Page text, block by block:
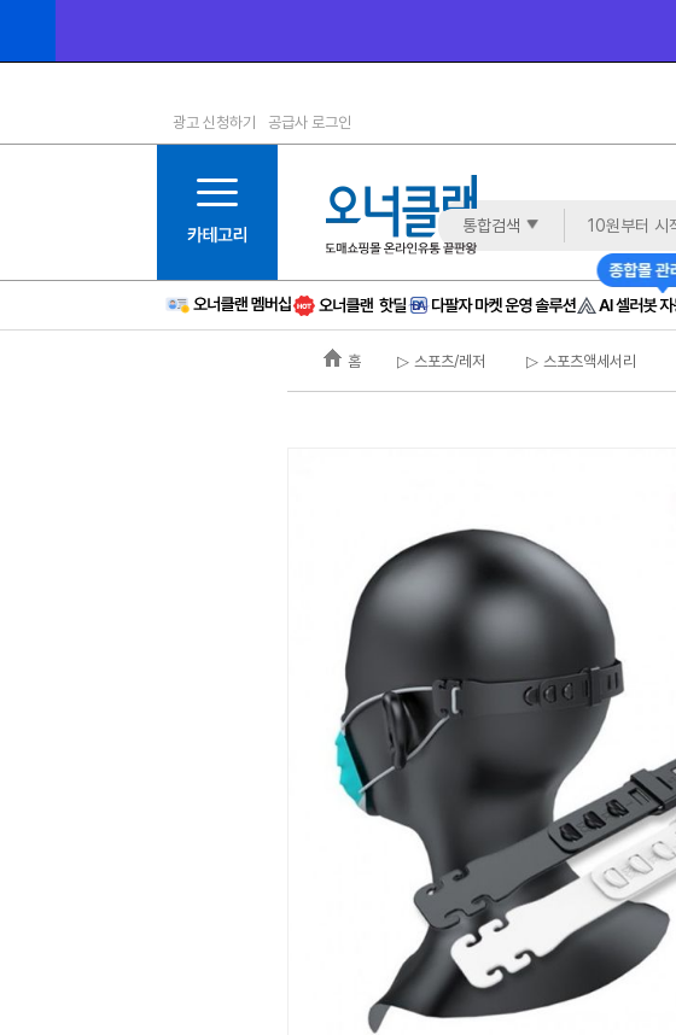
1등급
6등급
11등급
12등급
15등급
16등급
광고 신청하기 공급사 로그인
통합검색
홈 ▷ 스포츠/레저 ▷ 스포츠액세서리